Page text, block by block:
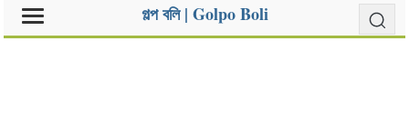
গল্প বলি | Golpo Boli